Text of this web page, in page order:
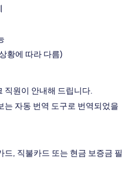
황에 따라 다름)
직원이 안내해 드립니다.
는 자동 번역 도구로 번역되었을
드, 직불카드 또는 현금 보증금 필